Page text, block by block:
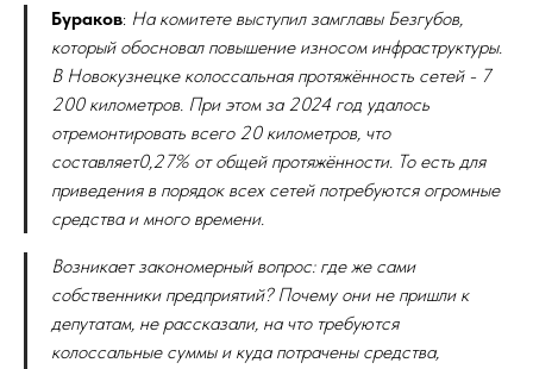
Бураков: На комитете выступил замглавы Безгубов,
который обосновал повышение износом инфраструктуры.
В Новокузнецке колоссальная протяжённость сетей - 7
200 километров. При этом за 2024 год удалось
отремонтировать всего 20 километров, что
составляет0,27% от общей протяжённости. То есть для
приведения в порядок всех сетей потребуются огромные
средства и много времени.
Возникает закономерный вопрос: где же сами
собственники предприятий? Почему они не пришли к
депутатам, не рассказали, на что требуются
колоссальные суммы и куда потрачены средства,